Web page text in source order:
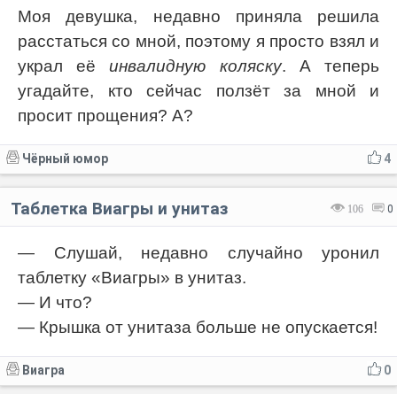
Моя девушка, недавно приняла решила
расстаться со мной, поэтому я просто взял и
украл еёинвалидную коляску. А теперь
угадайте, кто сейчас ползёт за мной и
просит прощения? А?
4
Чёрный юмор
106 0
Таблетка Виагры и унитаз
— Слушай, недавно случайно уронил
таблетку «Виагры» в унитаз.
— И что?
— Крышка от унитаза больше не опускается!
0
Виагра